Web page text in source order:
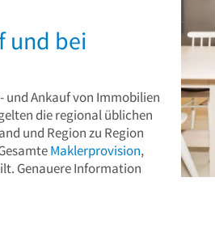
und bei
und Ankauf von Immobilien
die regional üblichen
und Region zu Region
Maklerprovision,
Genauere Information